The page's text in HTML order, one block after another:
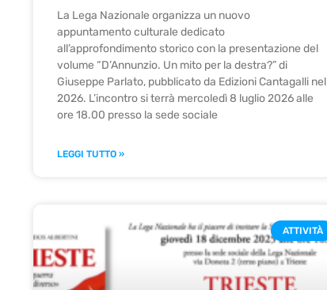
La Lega Nazionale organizza un nuovo
appuntamento culturale dedicato
all’approfondimento storico con la presentazione del
volume “D’Annunzio. Un mito per la destra?” di
Giuseppe Parlato, pubblicato da Edizioni Cantagalli nel
2026. L’incontro si terrà mercoledì 8 luglio 2026 alle
ore 18.00 presso la sede sociale
LEGGI TUTTO »
ATTIVITÀ